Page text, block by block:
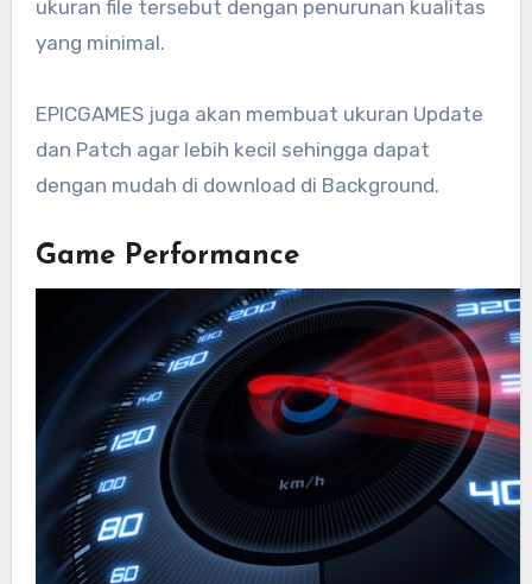
ukuran file tersebut dengan penurunan kualitas
yang minimal.
EPICGAMES juga akan membuat ukuran Update
dan Patch agar lebih kecil sehingga dapat
dengan mudah di download di Background.
Game Performance